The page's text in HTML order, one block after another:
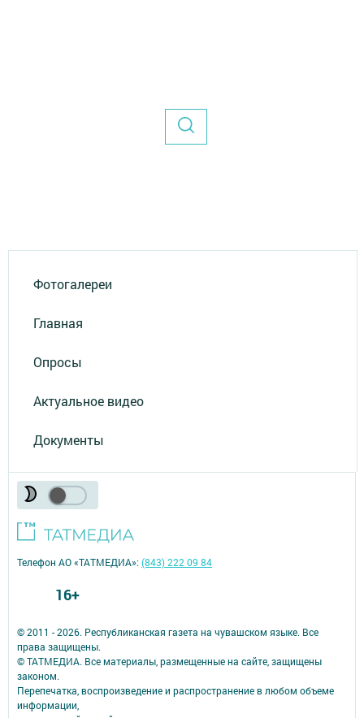
Фотогалереи
Главная
Опросы
Актуальное видео
Документы
© 2011 - 2026. Республиканская газета на чувашском языке. Все
права защищены.
© ТАТМЕДИА. Все материалы, размещенные на сайте, защищены
законом.
Перепечатка, воспроизведение и распространение в любом объеме
информации,
Телефон АО «ТАТМЕДИА»:(843) 222 09 84
16+